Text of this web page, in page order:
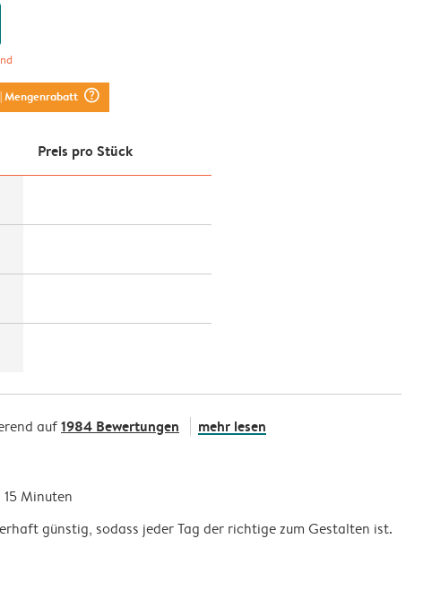
| Mengenrabatt question_mark_circle
Preis pro Stück
auf1984 Bewertungen mehr lesen
Minuten
günstig, sodass jeder Tag der richtige zum Gestalten ist.